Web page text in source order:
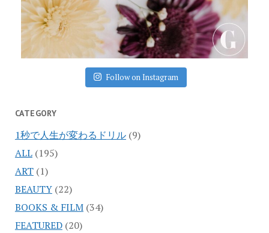
Follow on Instagram
CATEGORY
1秒で人生が変わるドリル(9)
ALL(195)
ART(1)
BEAUTY(22)
BOOKS & FILM(34)
FEATURED(20)